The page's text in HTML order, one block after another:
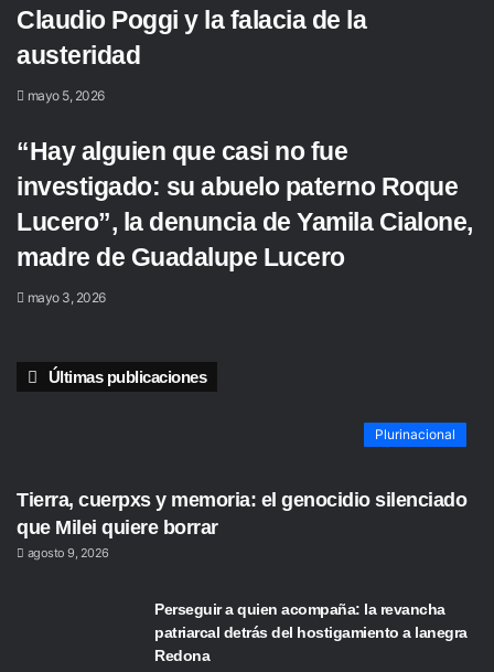
Claudio Poggi y la falacia de la
austeridad
mayo 5, 2026
“Hay alguien que casi no fue
investigado: su abuelo paterno Roque
Lucero”, la denuncia de Yamila Cialone,
madre de Guadalupe Lucero
mayo 3, 2026
Últimas publicaciones
Plurinacional
Tierra, cuerpxs y memoria: el genocidio silenciado
que Milei quiere borrar
agosto 9, 2026
Perseguir a quien acompaña: la revancha
patriarcal detrás del hostigamiento a lanegra
Redona